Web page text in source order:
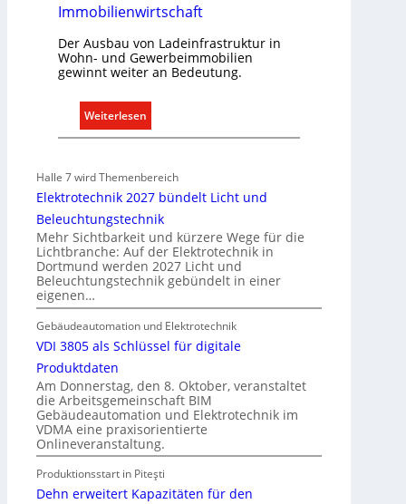
Immobilienwirtschaft
Der Ausbau von Ladeinfrastruktur in
Wohn- und Gewerbeimmobilien
gewinnt weiter an Bedeutung.
Weiterlesen
A
b
u
d
e
r
E
l
e
t
r
o
m
o
b
i
Halle 7 wird Themenbereich
Elektrotechnik 2027 bündelt Licht und
Beleuchtungstechnik
Mehr Sichtbarkeit und kürzere Wege für die
Lichtbranche: Auf der Elektrotechnik in
Dortmund werden 2027 Licht und
Beleuchtungstechnik gebündelt in einer
eigenen…
Gebäudeautomation und Elektrotechnik
VDI 3805 als Schlüssel für digitale
Produktdaten
Am Donnerstag, den 8. Oktober, veranstaltet
die Arbeitsgemeinschaft BIM
Gebäudeautomation und Elektrotechnik im
VDMA eine praxisorientierte
Onlineveranstaltung.
Produktionsstart in Piteşti
Dehn erweitert Kapazitäten für den